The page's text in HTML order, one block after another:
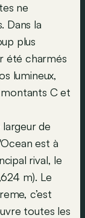
ne
Dans la
plus
été charmés
lumineux,
C et
de
est à
rival, le
m). Le
c’est
toutes les